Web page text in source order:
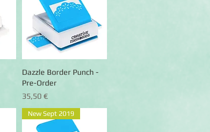
Schnellansicht
Dazzle Border Punch -
Pre-Order
Preis
35,50 €
New Sept 2019